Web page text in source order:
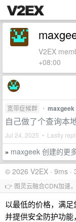
V2EX
+08:00
宽带症候群 • maxgeek
自己做了个查询本
Jul 24, 2025 • Lastly
» maxgeek 创建的更
© 2026 V2EX · 9ms ·
👉 图灵云融合CDN加速
以最低的价格，满足
并提供安全防护功